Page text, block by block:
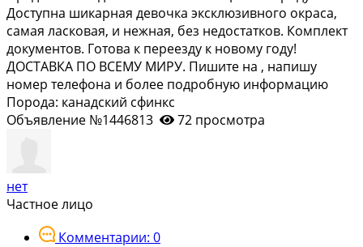
Доступна шикарная девочка эксклюзивного окраса,
самая ласковая, и нежная, без недостатков. Комплект
документов. Готова к переезду к новому году!
ДОСТАВКА ПО ВСЕМУ МИРУ. Пишите на , напишу
номер телефона и более подробную информацию
Порода: канадский сфинкс
Объявление №1446813
72 просмотра
нет
Частное лицо
Комментарии: 0